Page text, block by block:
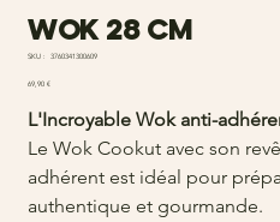
Wok 28 cm
SKU :
SKU
3760341300609
Prix
69,90 €
L'Incroyable Wok anti-
Le Wok Cookut avec son
adhérent est idéal pour
authentique et gourmande.